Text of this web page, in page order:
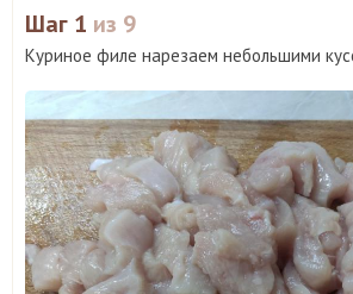
Шаг 1 из 9
Куриное филе нарезаем небольшими